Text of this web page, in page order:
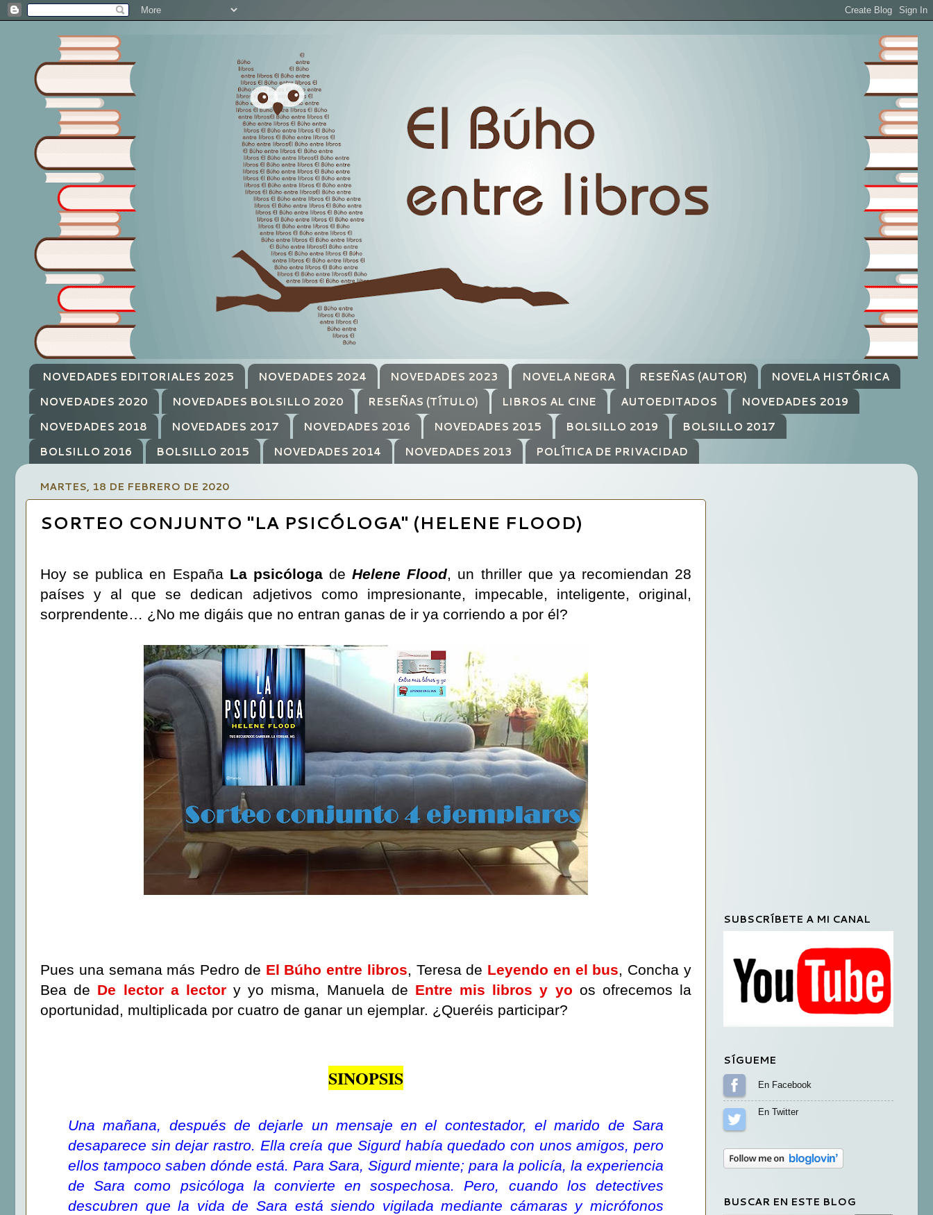
NOVEDADES EDITORIALES 2025 NOVEDADES 2024 NOVEDADES 2023 NOVELA NEGRA RESEÑAS (AUTOR)
NOVELA HISTÓRICA
NOVEDADES 2020
NOVEDADES BOLSILLO 2020 RESEÑAS (TÍTULO) LIBROS AL CINE AUTOEDITADOS
NOVEDADES 2019
NOVEDADES 2018
NOVEDADES 2017 NOVEDADES 2016 NOVEDADES 2015 BOLSILLO 2019
BOLSILLO 2017
BOLSILLO 2016
BOLSILLO 2015 NOVEDADES 2014 NOVEDADES 2013 POLÍTICA DE PRIVACIDAD
MARTES, 18 DE FEBRERO DE 2020
SORTEO CONJUNTO "LA PSICÓLOGA" (HELENE FLOOD)
Hoy se publica en España La psicólogadeHelene Flood, un thriller que ya recomiendan 28
países y al que se dedican adjetivos como impresionante, impecable, inteligente, original,
sorprendente… ¿No me digáis que no entran ganas de ir ya corriendo a por él?
Pues una semana más Pedro de El Búho entre libros, Teresa de Leyendo en el bus, Concha y
Bea de De lector a lectory yo misma, Manuela de Entre mis libros y yo os ofrecemos la
oportunidad, multiplicada por cuatro de ganar un ejemplar. ¿Queréis participar?
SINOPSIS
Una mañana, después de dejarle un mensaje en el contestador, el marido de Sara
desaparece sin dejar rastro. Ella creía que Sigurd había quedado con unos amigos, pero
ellos tampoco saben dónde está. Para Sara, Sigurd miente; para la policía, la experiencia
de Sara como psicóloga la convierte en sospechosa. Pero, cuando los detectives
descubren que la vida de Sara está siendo vigilada mediante cámaras y micrófonos
SUBSCRÍBETE A MI CANAL
SÍGUEME
Sígueme en Facebook
BUSCAR EN ESTE BLOG